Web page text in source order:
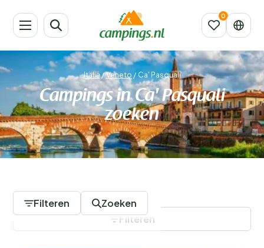
Italië/Veneto /Ca' Pasquali
Campings in Ca' Pasquali
zoeken
Filteren Zoeken
Filteren